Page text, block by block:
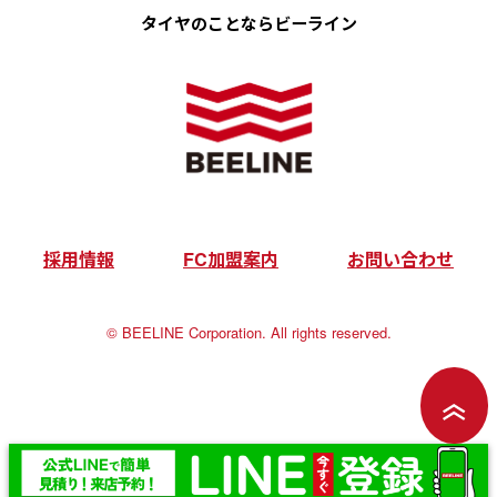
タイヤのことならビーライン
採用情報 FC加盟案内 お問い合わせ
©︎ BEELINE Corporation. All rights reserved.